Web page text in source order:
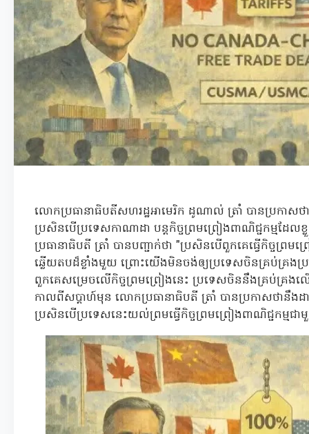
លោកប្រធានាធិបតីសហរដ្ឋអាមេរិក ដូណាល់ ត្រាំ បានប្រកាសថា
ប្រសិនបើប្រទេសកាណាដា បន្តកិច្ចព្រមព្រៀងពាណិជ្ជកម្មដែ
ប្រធានាធិបតី ត្រាំ បានបញ្ជាក់ថា "ប្រសិនបើពួកគេធ្វើកិច្ចព្រ
ឆ្លើយតបដ៏ខ្លាំងមួយ ព្រោះយើងមិនចង់ឲ្យប្រទេសចិនគ្រប់គ្រង
ពួកគេសម្រេចលើកិច្ចព្រមព្រៀងនេះ ប្រទេសចិននឹងគ្រប់គ្រងល
កាលពីសប្តាហ៍មុន លោកប្រធានាធិបតី ត្រាំ បានប្រកាសថានឹងដ
ប្រសិនបើប្រទេសនេះយល់ព្រមធ្វើកិច្ចព្រមព្រៀងពាណិជ្ជកម្មជ